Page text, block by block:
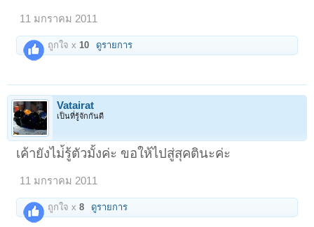
11 มกราคม 2011
ถูกใจ x10 ดูรายการ
Vatairat
เป็นที่รู้จักกันดี
เค้ายังไม่้รู้ตัวมั้งค่ะ ขอให้ไปสู่สุคตินะค่ะ
11 มกราคม 2011
ถูกใจ x8 ดูรายการ